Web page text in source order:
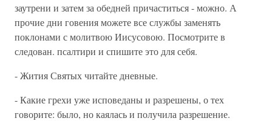
заутрени и затем за обедней причаститься - можно. А
прочие дни говения можете все службы заменять
поклонами с молитвою Иисусовою. Посмотрите в
следован. псалтири и спишите это для себя.
- Жития Святых читайте дневные.
- Какие грехи уже исповеданы и разрешены, о тех
говорите: было, но каялась и получила разрешение.